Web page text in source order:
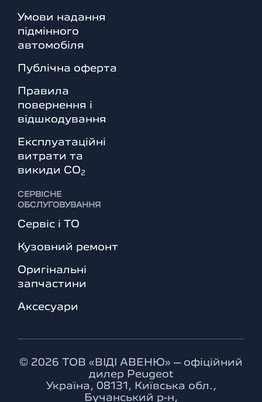
Умови надання
підмінного
автомобіля
Публічна оферта
Правила
повернення і
відшкодування
Експлуатаційні
витрати та
викиди СО2
СЕРВІСНЕ
ОБСЛУГОВУВАННЯ
Сервіс і ТО
Кузовний ремонт
Оригінальні
запчастини
Аксесуари
© 2026 ТОВ «ВІДІ АВЕНЮ» – офіційний
дилер Peugeot
Україна, 08131, Київська обл.,
Бучанський р-н,